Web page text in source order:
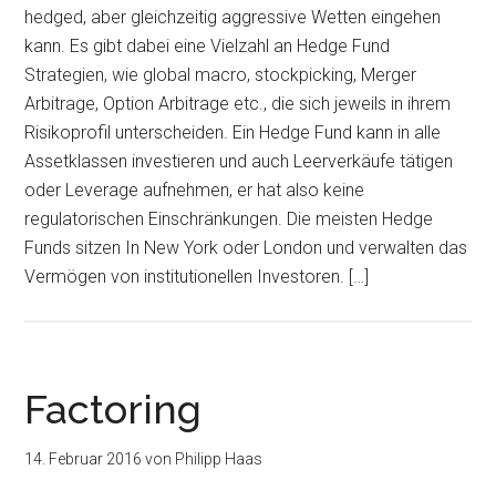
hedged, aber gleichzeitig aggressive Wetten eingehen
kann. Es gibt dabei eine Vielzahl an Hedge Fund
Strategien, wie global macro, stockpicking, Merger
Arbitrage, Option Arbitrage etc., die sich jeweils in ihrem
Risikoprofil unterscheiden. Ein Hedge Fund kann in alle
Assetklassen investieren und auch Leerverkäufe tätigen
oder Leverage aufnehmen, er hat also keine
regulatorischen Einschränkungen. Die meisten Hedge
Funds sitzen In New York oder London und verwalten das
Vermögen von institutionellen Investoren. […]
Factoring
14. Februar 2016 von Philipp Haas